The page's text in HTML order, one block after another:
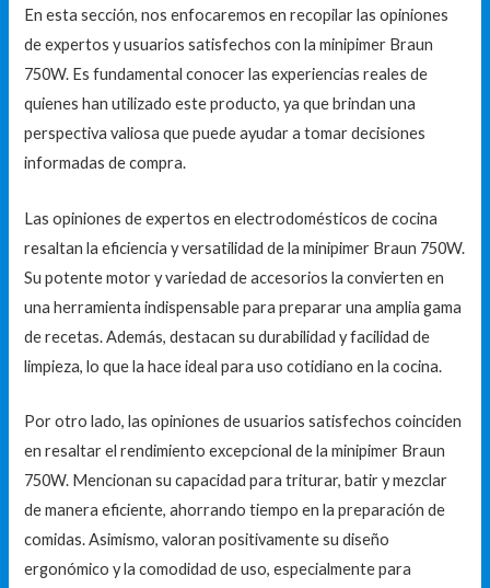
En esta sección, nos enfocaremos en recopilar las opiniones
de expertos y usuarios satisfechos con la minipimer Braun
750W. Es fundamental conocer las experiencias reales de
quienes han utilizado este producto, ya que brindan una
perspectiva valiosa que puede ayudar a tomar decisiones
informadas de compra.
Las opiniones de expertos en electrodomésticos de cocina
resaltan la eficiencia y versatilidad de la minipimer Braun 750W.
Su potente motor y variedad de accesorios la convierten en
una herramienta indispensable para preparar una amplia gama
de recetas. Además, destacan su durabilidad y facilidad de
limpieza, lo que la hace ideal para uso cotidiano en la cocina.
Por otro lado, las opiniones de usuarios satisfechos coinciden
en resaltar el rendimiento excepcional de la minipimer Braun
750W. Mencionan su capacidad para triturar, batir y mezclar
de manera eficiente, ahorrando tiempo en la preparación de
comidas. Asimismo, valoran positivamente su diseño
ergonómico y la comodidad de uso, especialmente para